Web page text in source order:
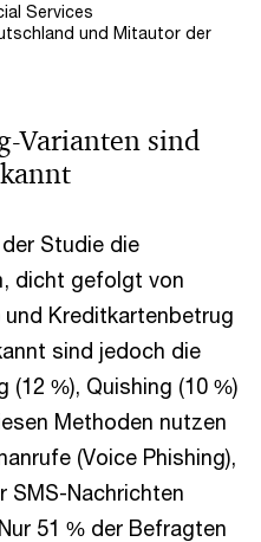
Services
und Mitautor der
Varianten sind
Studie die
dicht gefolgt von
Kreditkartenbetrug
sind jedoch die
(12 %), Quishing (10 %)
Methoden nutzen
(Voice Phishing),
SMS-Nachrichten
51 % der Befragten